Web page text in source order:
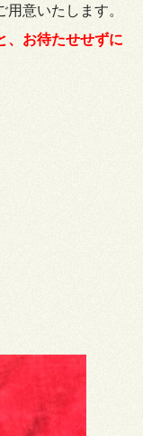
意いたします。
、お待たせせずに